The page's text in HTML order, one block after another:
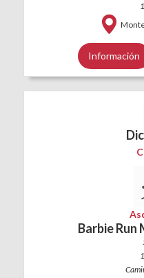
Información
Barbie